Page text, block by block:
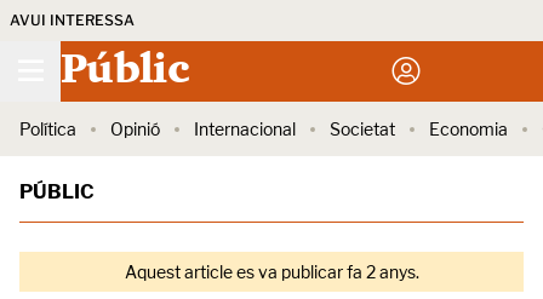
AVUI INTERESSA
Públic
Política Opinió Internacional Societat Economia
PÚBLIC
Aquest article es va publicar fa 2 anys.